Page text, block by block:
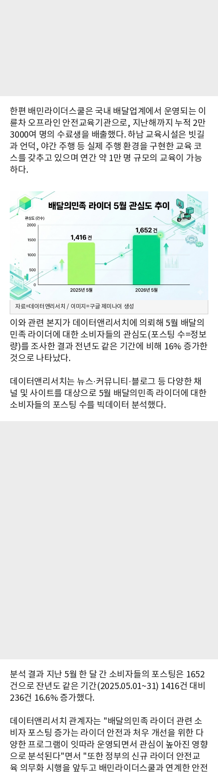
한편 배민라이더스쿨은 국내 배달업계에서 운영되는 이
륜차 오프라인 안전교육기관으로, 지난해까지 누적 2만
3000여 명의 수료생을 배출했다. 하남 교육시설은 빗길
과 언덕, 야간 주행 등 실제 주행 환경을 구현한 교육 코
스를 갖추고 있으며 연간 약 1만 명 규모의 교육이 가능
하다.
자료=데이터앤리서치 / 이미지=구글 제미나이 생성
이와 관련 본지가 데이터앤리서치에 의뢰해 5월 배달의
민족 라이더에 대한 소비자들의 관심도(포스팅 수=정보
량)를 조사한 결과 전년도 같은 기간에 비해 16% 증가한
것으로 나타났다.
데이터앤리서치는 뉴스·커뮤니티·블로그 등 다양한 채
널 및 사이트를 대상으로 5월 배달의민족 라이더에 대한
소비자들의 포스팅 수를 빅데이터 분석했다.
분석 결과 지난 5월 한 달 간 소비자들의 포스팅은 1652
건으로 잔년도 같은 기간(2025.05.01~31) 1416건 대비
236건 16.6% 증가했다.
데이터앤리서치 관계자는 "배달의민족 라이더 관련 소
비자 포스팅 증가는 라이더 안전과 처우 개선을 위한 다
양한 프로그램이 잇따라 운영되면서 관심이 높아진 영향
으로 분석된다"면서 "또한 정부의 신규 라이더 안전교
육 의무화 시행을 앞두고 배민라이더스쿨과 연계한 안전